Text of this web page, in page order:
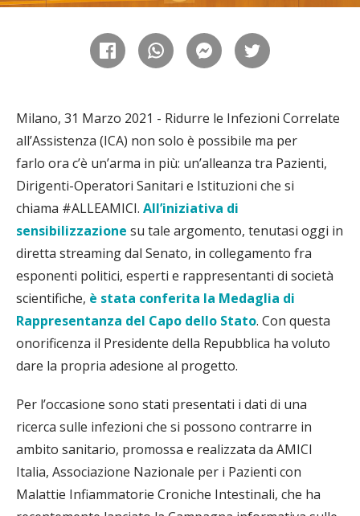
Milano, 31 Marzo 2021 - Ridurre le Infezioni Correlate
all’Assistenza (ICA) non solo è possibile ma per
farlo ora c’è un’arma in più: un’alleanza tra Pazienti,
Dirigenti-Operatori Sanitari e Istituzioni che si
chiama #ALLEAMICI. All’iniziativa di
sensibilizzazione su tale argomento, tenutasi oggi in
diretta streaming dal Senato, in collegamento fra
esponenti politici, esperti e rappresentanti di società
scientifiche, è stata conferita la Medaglia di
Rappresentanza del Capo dello Stato. Con questa
onorificenza il Presidente della Repubblica ha voluto
dare la propria adesione al progetto.
Per l’occasione sono stati presentati i dati di una
ricerca sulle infezioni che si possono contrarre in
ambito sanitario, promossa e realizzata da AMICI
Italia, Associazione Nazionale per i Pazienti con
Malattie Infiammatorie Croniche Intestinali, che ha